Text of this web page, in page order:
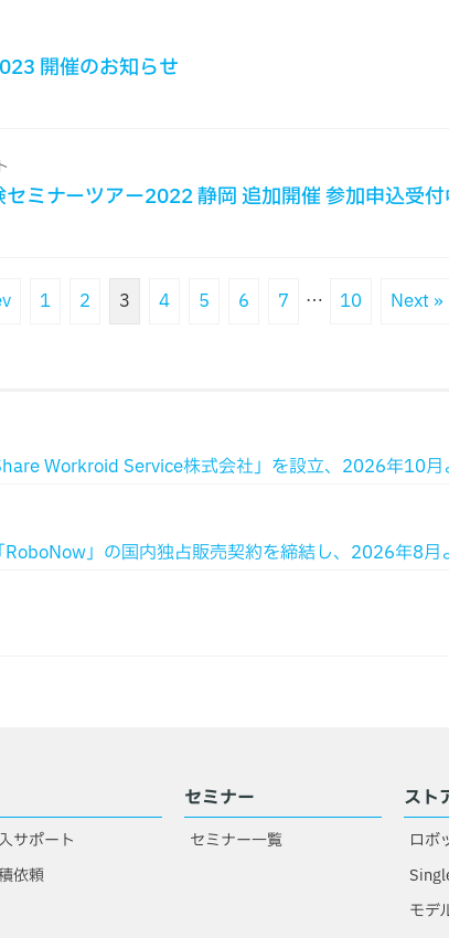
開催のお知らせ
セミナーツアー2022 静岡 追加開催 参加申込受
1 2 3 4 5 6 7 … 10 Next »
Workroid Service株式会社」を設立、2026年10
」の国内独占販売契約を締結し、2026年8月
サポート
依頼
セミナー
セミナー一覧
スト
ロボ
モデ